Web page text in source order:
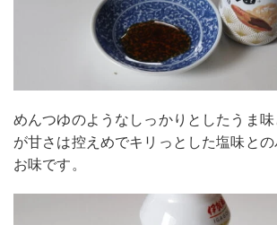
めんつゆのようなしっかりとしたうま
が甘さは控えめでキリっとした塩味と
お味です。